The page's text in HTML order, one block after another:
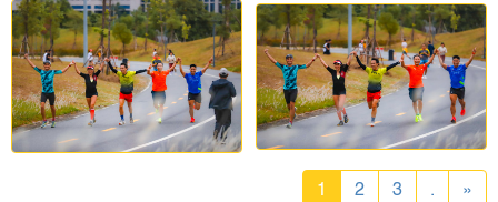
1 2 3 . »